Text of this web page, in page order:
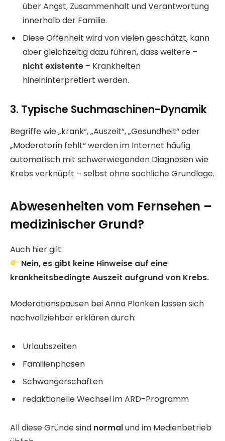
über Angst, Zusammenhalt und Verantwortung
innerhalb der Familie.
Diese Offenheit wird von vielen geschätzt, kann
aber gleichzeitig dazu führen, dass weitere –
nicht existente – Krankheiten
hineininterpretiert werden.
3. Typische Suchmaschinen-Dynamik
Begriffe wie „krank“, „Auszeit“, „Gesundheit“ oder
„Moderatorin fehlt“ werden im Internet häufig
automatisch mit schwerwiegenden Diagnosen wie
Krebs verknüpft – selbst ohne sachliche Grundlage.
Abwesenheiten vom Fernsehen –
medizinischer Grund?
Auch hier gilt:
Nein, es gibt keine Hinweise auf eine
krankheitsbedingte Auszeit aufgrund von Krebs.
Moderationspausen bei Anna Planken lassen sich
nachvollziehbar erklären durch:
Urlaubszeiten
Familienphasen
Schwangerschaften
redaktionelle Wechsel im ARD-Programm
All diese Gründe sind normalund im Medienbetrieb